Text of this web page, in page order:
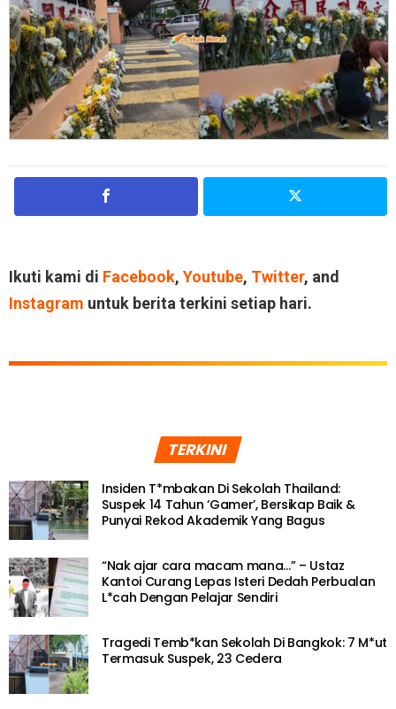
Ikuti kami di Facebook, Youtube, Twitter, and
Instagram untuk berita terkini setiap hari.
TERKINI
Insiden T*mbakan Di Sekolah Thailand:
Suspek 14 Tahun ‘Gamer’, Bersikap Baik &
Punyai Rekod Akademik Yang Bagus
“Nak ajar cara macam mana…” – Ustaz
Kantoi Curang Lepas Isteri Dedah Perbualan
L*cah Dengan Pelajar Sendiri
Tragedi Temb*kan Sekolah Di Bangkok: 7 M*ut
Termasuk Suspek, 23 Cedera